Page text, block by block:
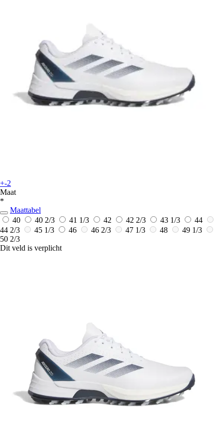
+-2
Maat
*
Maattabel
40
40 2/3 41 1/3 42 42 2/3 43 1/3
44
44 2/3
45 1/3 46 46 2/3 47 1/3 48
49 1/3
50 2/3
Dit veld is verplicht